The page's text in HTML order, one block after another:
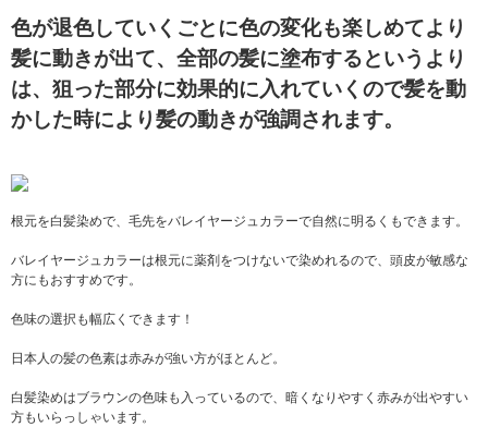
アを希望されます！ 特に輪郭に合わせて小顔に見せ
れるフォルムにこだわりを持っているので、バラン
スの良いショートヘアになります。 ふんわりボリュ
ームのあるヘアスタイル、面で艶のあるショートが
得意です。 輪郭を気にしなくてもいいヘアスタイル
をご希望の方は是非お任せください！ 必ず小顔効果
番色が流行なのはもちろん、抜け感のあるピンク、
ンをミックスした艶のあるカラーも春にマッチする
す。 髪質や骨格など人それぞれ違いますが、必ずあ
2023年はくすみ感のある透明感+ツヤ感の出るの色
ラー。 もう定番ですよね！ くすみ感のあるヘアカラ
色が退色していくごとに色の変化も楽しめてより
髪に動きが出て、全部の髪に塗布するというより
は、狙った部分に効果的に入れていくので髪を動
かした時により髪の動きが強調されます。
根元を白髪染めで、毛先をバレイヤージュカラーで自然に明るくもできます。
バレイヤージュカラーは根元に薬剤をつけないで染めれるので、頭皮が敏感な
方にもおすすめです。
色味の選択も幅広くできます！
日本人の髪の色素は赤みが強い方がほとんど。
白髪染めはブラウンの色味も入っているので、暗くなりやすく赤みが出やすい
方もいらっしゃいます。